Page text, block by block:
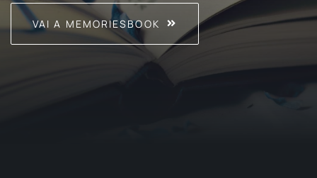
VAI A MEMORIESBOOK